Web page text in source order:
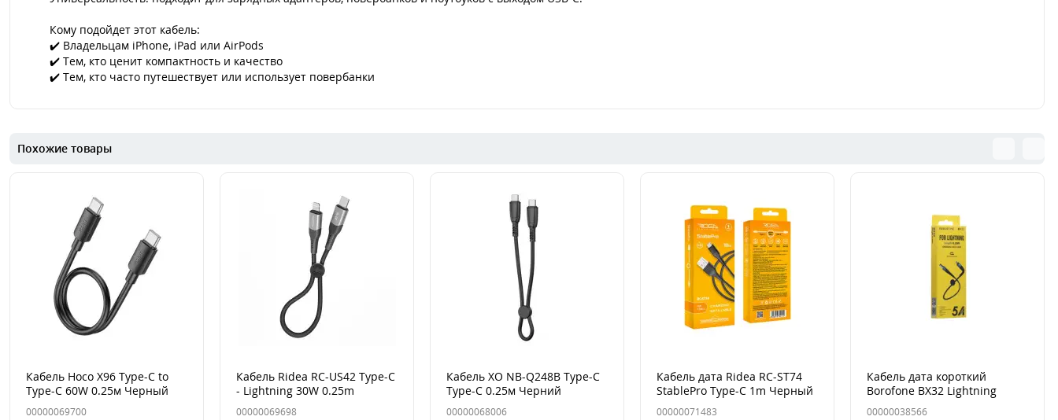
Кому подойдет этот кабель:
✔️ Владельцам iPhone, iPad или AirPods
✔️ Тем, кто ценит компактность и качество
✔️ Тем, кто часто путешествует или использует повербанки
Похожие товары
Кабель Hoco X96 Type-C to
Type-C 60W 0.25м Черный
00000069700
Кабель Ridea RC-US42 Type-C
- Lightning 30W 0.25m
Чорний
00000069698
Кабель XO NB-Q248B Type-C
Type-C 0.25м Черний
00000068006
Кабель дата Ridea RC-ST74
StablePro Type-C 1m Черный
00000071483
Кабель дата короткий
Borofone BX32 Lightning
0.25м Чёрный
00000038566